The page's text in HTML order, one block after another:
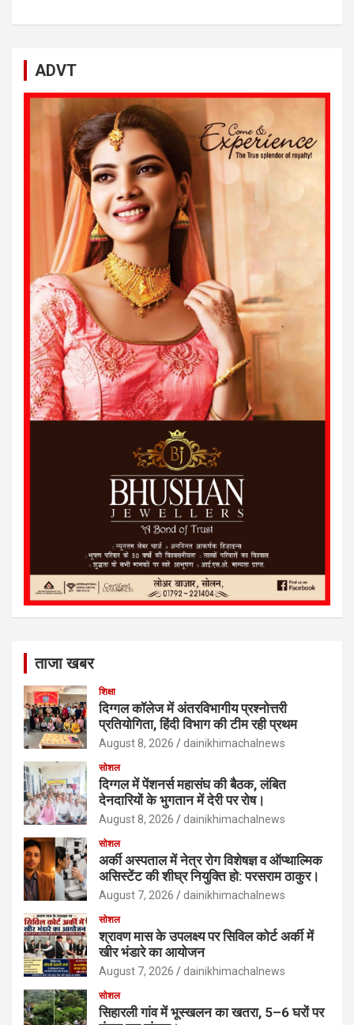
ADVT
ताजा खबर
शिक्षा
दिग्गल कॉलेज में अंतरविभागीय प्रश्नोत्तरी
प्रतियोगिता, हिंदी विभाग की टीम रही प्रथम
August 8, 2026 dainikhimachalnews
सोशल
दिग्गल में पेंशनर्स महासंघ की बैठक, लंबित
देनदारियों के भुगतान में देरी पर रोष।
August 8, 2026 dainikhimachalnews
सोशल
अर्की अस्पताल में नेत्र रोग विशेषज्ञ व ऑप्थाल्मिक
असिस्टेंट की शीघ्र नियुक्ति हो: परसराम ठाकुर।
August 7, 2026 dainikhimachalnews
सोशल
श्रावण मास के उपलक्ष्य पर सिविल कोर्ट अर्की में
खीर भंडारे का आयोजन
August 7, 2026 dainikhimachalnews
सोशल
सिहारली गांव में भूस्खलन का खतरा, 5–6 घरों पर